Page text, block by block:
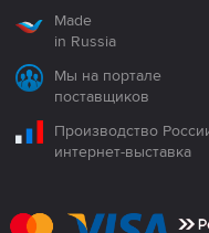
Made
in Russia
Мы на портале
поставщиков
Производство
интернет-выставка